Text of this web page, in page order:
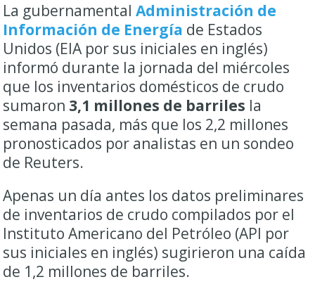
La gubernamentalAdministración de
Información de Energía de Estados
Unidos (EIA por sus iniciales en inglés)
informó durante la jornada del miércoles
que los inventarios domésticos de crudo
sumaron 3,1 millones de barriles la
semana pasada, más que los 2,2 millones
pronosticados por analistas en un sondeo
de Reuters.
Apenas un día antes los datos preliminares
de inventarios de crudo compilados por el
Instituto Americano del Petróleo (API por
sus iniciales en inglés) sugirieron una caída
de 1,2 millones de barriles.